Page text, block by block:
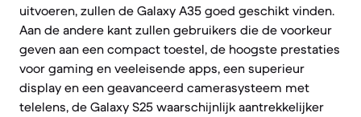
uitvoeren, zullen de Galaxy A35 goed geschikt vinden.
Aan de andere kant zullen gebruikers die de voorkeur
geven aan een compact toestel, de hoogste prestaties
voor gaming en veeleisende apps, een superieur
display en een geavanceerd camerasysteem met
telelens, de Galaxy S25 waarschijnlijk aantrekkelijker